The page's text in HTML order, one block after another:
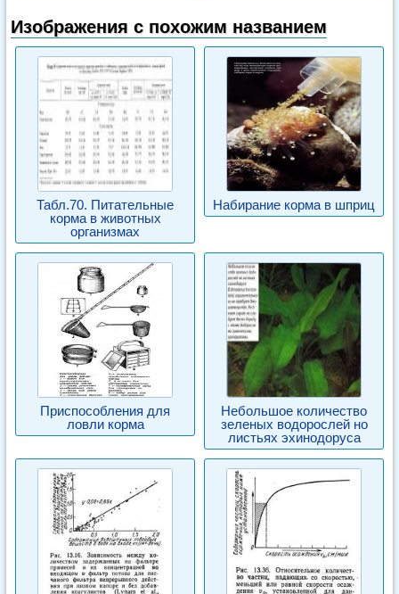
Изображения с похожим названием
Табл.70. Питательные
корма в животных
организмах
Набирание корма в шприц
Приспособления для
ловли корма
Небольшое количество
зеленых водорослей но
листьях эхинодоруса